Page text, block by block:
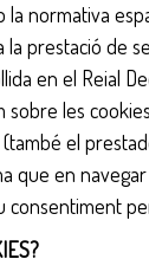
normativa
la prestació de
en el Reial
sobre les
(també el
que en
consentiment